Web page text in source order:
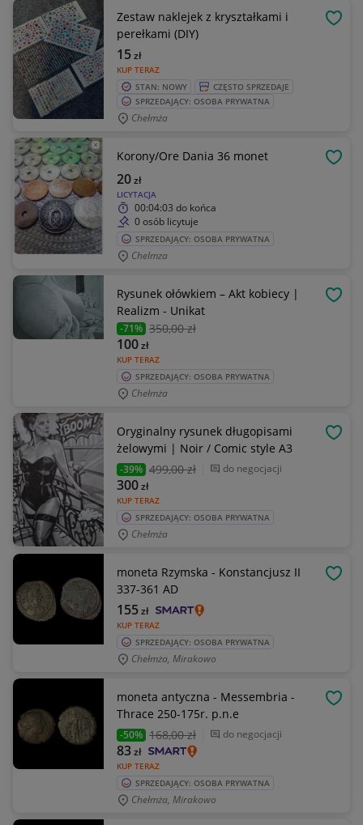
Zestaw naklejek z kryształkami i
perełkami (DIY)
KUP TERAZ
15zł
STAN: NOWY
CZĘSTO SPRZEDAJE
SPRZEDAJĄCY: OSOBA PRYWATNA
Chełmża
Korony/Ore Dania 36 monet
LICYTACJA
20zł
00:04:03 do końca
0 osób licytuje
SPRZEDAJĄCY: OSOBA PRYWATNA
Chelmza
Rysunek ołówkiem – Akt kobiecy |
Realizm - Unikat
-71% 350,00 zł
KUP TERAZ
100zł
SPRZEDAJĄCY: OSOBA PRYWATNA
Chełmża
Oryginalny rysunek długopisami
żelowymi | Noir / Comic style A3
-39% 499,00 zł do negocjacji
KUP TERAZ
300zł
SPRZEDAJĄCY: OSOBA PRYWATNA
Chełmża
moneta Rzymska - Konstancjusz II
337-361 AD
KUP TERAZ
155zł
SPRZEDAJĄCY: OSOBA PRYWATNA
Chełmża, Mirakowo
moneta antyczna - Messembria -
Thrace 250-175r. p.n.e
-50% 168,00 zł do negocjacji
KUP TERAZ
83zł
SPRZEDAJĄCY: OSOBA PRYWATNA
Chełmża, Mirakowo